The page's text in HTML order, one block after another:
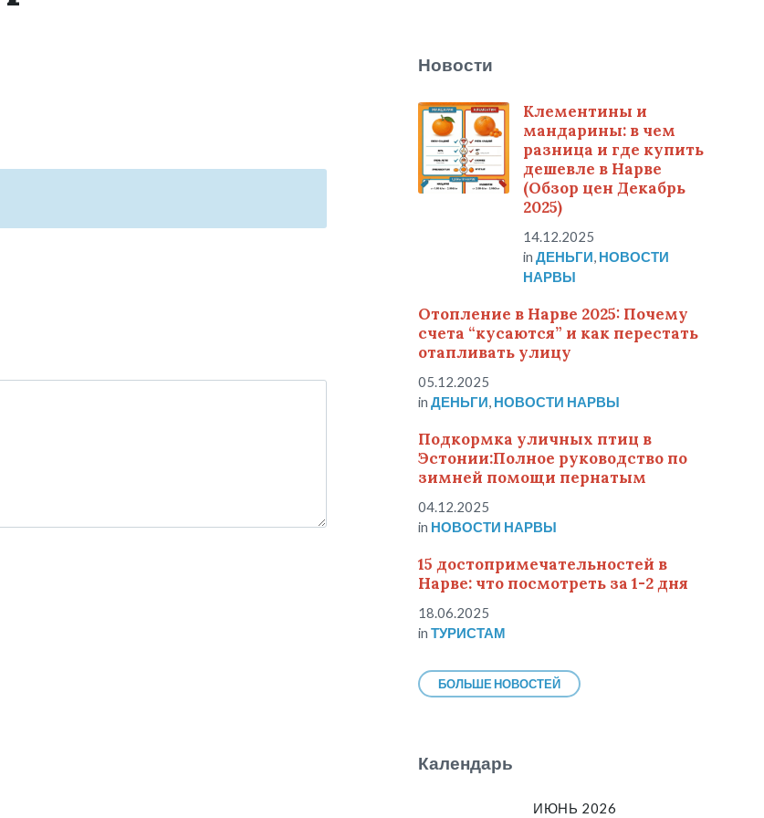
Новости
Клементины и
мандарины: в чем
разница и где купить
дешевле в Нарве
(Обзор цен Декабрь
2025)
14.12.2025
inДЕНЬГИ, НОВОСТИ
НАРВЫ
Отопление в Нарве 2025: Почему
счета “кусаются” и как перестать
отапливать улицу
05.12.2025
inДЕНЬГИ, НОВОСТИ НАРВЫ
Подкормка уличных птиц в
Эстонии:Полное руководство по
зимней помощи пернатым
04.12.2025
in НОВОСТИ НАРВЫ
15 достопримечательностей в
Нарве: что посмотреть за 1-2 дня
18.06.2025
inТУРИСТАМ
БОЛЬШЕ НОВОСТЕЙ
Календарь
ИЮНЬ 2026